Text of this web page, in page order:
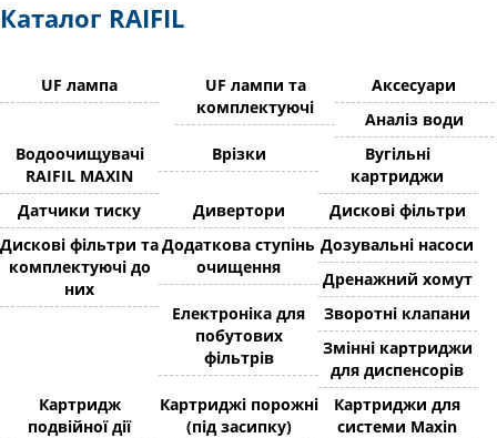
Каталог RAIFIL
UF лампа
UF лампи та
комплектуючі
Аксесуари
Аналіз води
Водоочищувачі
RAIFIL MAXIN
Врізки
Вугільні
картриджи
Датчики тиску
Дивертори
Дискові фільтри
Дискові фільтри та
комплектуючі до
них
Додаткова ступінь
очищення
Дозувальні насоси
Дренажний хомут
Електроніка для
побутових
фільтрів
Зворотні клапани
Змінні картриджи
для диспенсорів
Картридж
подвійної дії
Картриджі порожні
(під засипку)
Картриджи для
системи Maxin